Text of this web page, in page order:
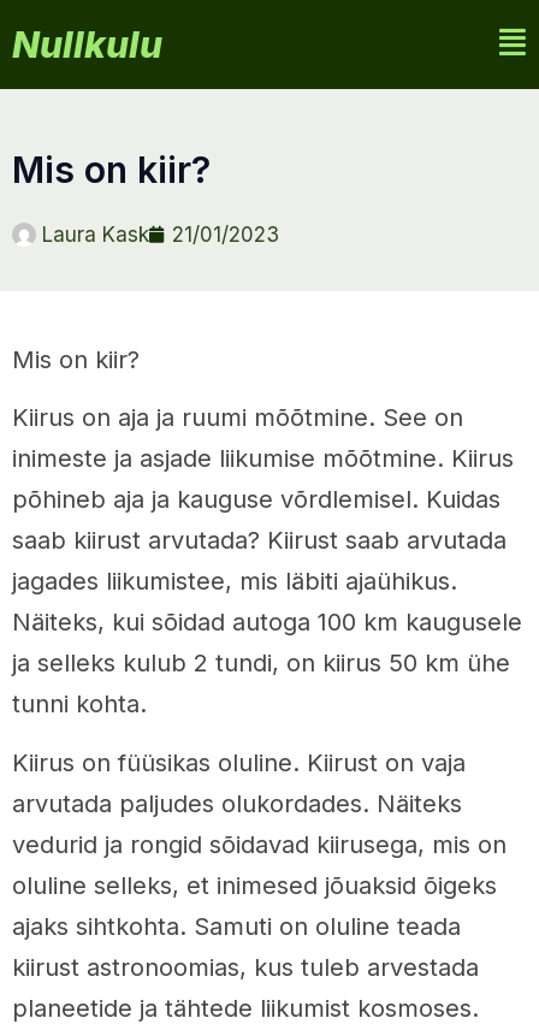
Nullkulu
mis on kiir?
Laura Kask 21/01/2023
Mis on kiir?
Kiirus on aja ja ruumi mõõtmine. See on
inimeste ja asjade liikumise mõõtmine. Kiirus
põhineb aja ja kauguse võrdlemisel. Kuidas
saab kiirust arvutada? Kiirust saab arvutada
jagades liikumistee, mis läbiti ajaühikus.
Näiteks, kui sõidad autoga 100 km kaugusele
ja selleks kulub 2 tundi, on kiirus 50 km ühe
tunni kohta.
Kiirus on füüsikas oluline. Kiirust on vaja
arvutada paljudes olukordades. Näiteks
vedurid ja rongid sõidavad kiirusega, mis on
oluline selleks, et inimesed jõuaksid õigeks
ajaks sihtkohta. Samuti on oluline teada
kiirust astronoomias, kus tuleb arvestada
planeetide ja tähtede liikumist kosmoses.